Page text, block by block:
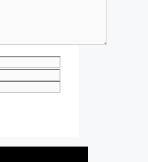
pošta
stranica